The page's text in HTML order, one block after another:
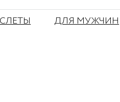
ДЛЯ МУЖЧИН